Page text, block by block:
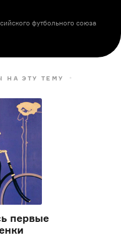
футбольного союза
НА ЭТУ ТЕМУ
первые